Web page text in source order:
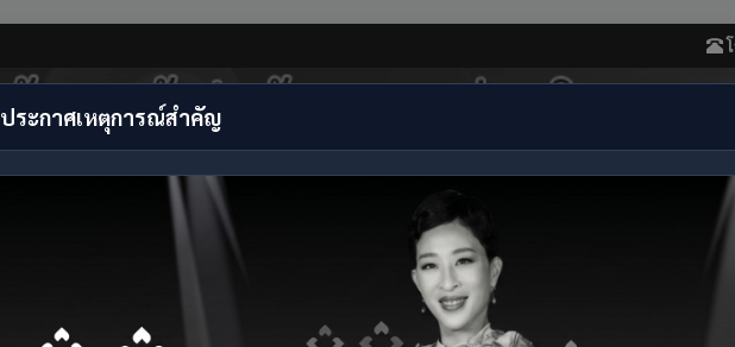
สำหรับหน่วยบริการ ข่าวประชาสัมพันธ์
ประกาศเหตุการณ์สำคัญ